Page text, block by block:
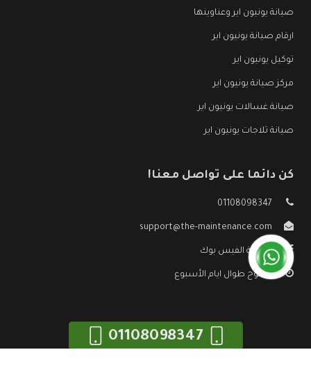
صيانة يونيون اير وعناوينها
ارقام صيانة يونيون اير
توكيل يونيون اير
مركز صيانة يونيون اير
صيانة غسالات يونيون اير
صيانة ثلاجات يونيون اير
كن دائما على تواصل معنا!
01108098347
support@the-maintenance.com
صفحة الفيس بوك
مفتوح طوال ايام الأسبوع
01108098347